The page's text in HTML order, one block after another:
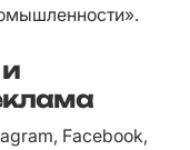
Facebook,